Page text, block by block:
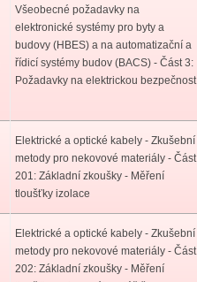
Všeobecné požadavky na
elektronické systémy pro byty a
budovy (HBES) a na automatizační a
řídicí systémy budov (BACS) - Část 3:
Požadavky na elektrickou bezpečnost
Elektrické a optické kabely - Zkušební
metody pro nekovové materiály - Část
201: Základní zkoušky - Měření
tloušťky izolace
Elektrické a optické kabely - Zkušební
metody pro nekovové materiály - Část
202: Základní zkoušky - Měření